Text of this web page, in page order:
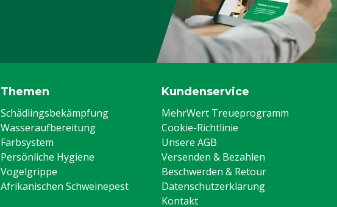
Themen
Schädlingsbekämpfung
Wasseraufbereitung
Farbsystem
Persönliche Hygiene
Vogelgrippe
Afrikanischen Schweinepest
Kundenservice
MehrWert Treueprogramm
Cookie-Richtlinie
Unsere AGB
Versenden & Bezahlen
Beschwerden & Retour
Datenschutzerklärung
Kontakt